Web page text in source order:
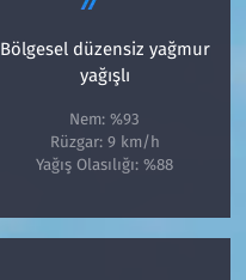
Bölgesel düzensiz yağmur
yağışlı
Nem: %93
Rüzgar: 9 km/h
Yağış Olasılığı: %88